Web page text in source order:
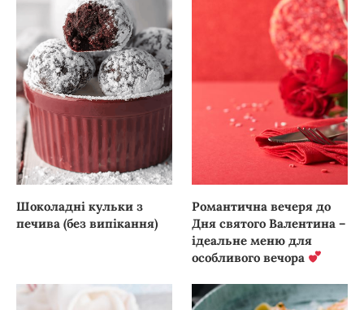
Шоколадні кульки з
печива (без випікання)
Романтична вечеря до
Дня святого Валентина –
ідеальне меню для
особливого вечора